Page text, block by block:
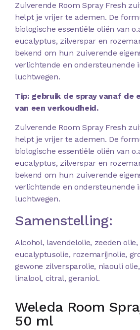
Zuiverende Room Spray Fresh
helpt je vrijer te ademen. De
biologische essentiële oliën van
eucalyptus, zilverspar en
bekend om hun zuiverende
verlichtende en ondersteunende
luchtwegen.
Tip: gebruik de spray vanaf de
van een verkoudheid.
Zuiverende Room Spray Fresh
helpt je vrijer te ademen. De
biologische essentiële oliën van
eucalyptus, zilverspar en
bekend om hun zuiverende
verlichtende en ondersteunende
luchtwegen.
Samenstelling:
Alcohol, lavendelolie, zeeden
eucalyptusolie, rozemarijnolie,
gewone zilversparolie, niaouli
linalool, citral, geraniol.
Weleda Room
50 ml